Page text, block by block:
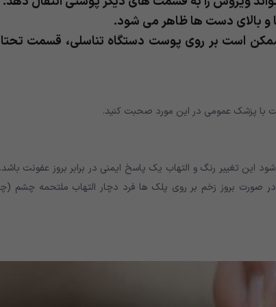
و بالای دست ها ظاهر می شود.
است بر روی پوست دستگاه تناسلی، قسمت
با پزشک عمومی در این مورد صحبت کنید.
تغییر رنگ و التهاب یک پاسخ ایمنی در برابر بروز عفونت
بروز زخم بر روی پلک ها فرد دچار التهاب ملتحمه چشم